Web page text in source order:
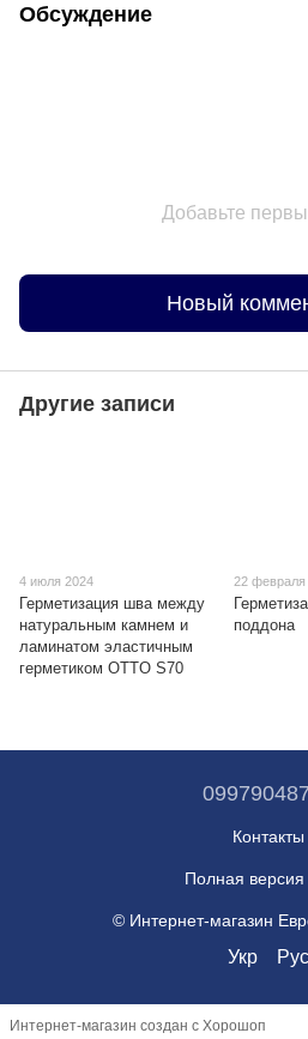
Обсуждение
Добавьте
Новый
Другие записи
4 июля 2024
Герметизация шва между
натуральным камнем и
ламинатом эластичным
герметиком OTTO S70
22 февраля
поддона
Контакты
Полная версия
© Интернет-магазин
Укр Рус
Интернет-магазин создан с Хорошоп